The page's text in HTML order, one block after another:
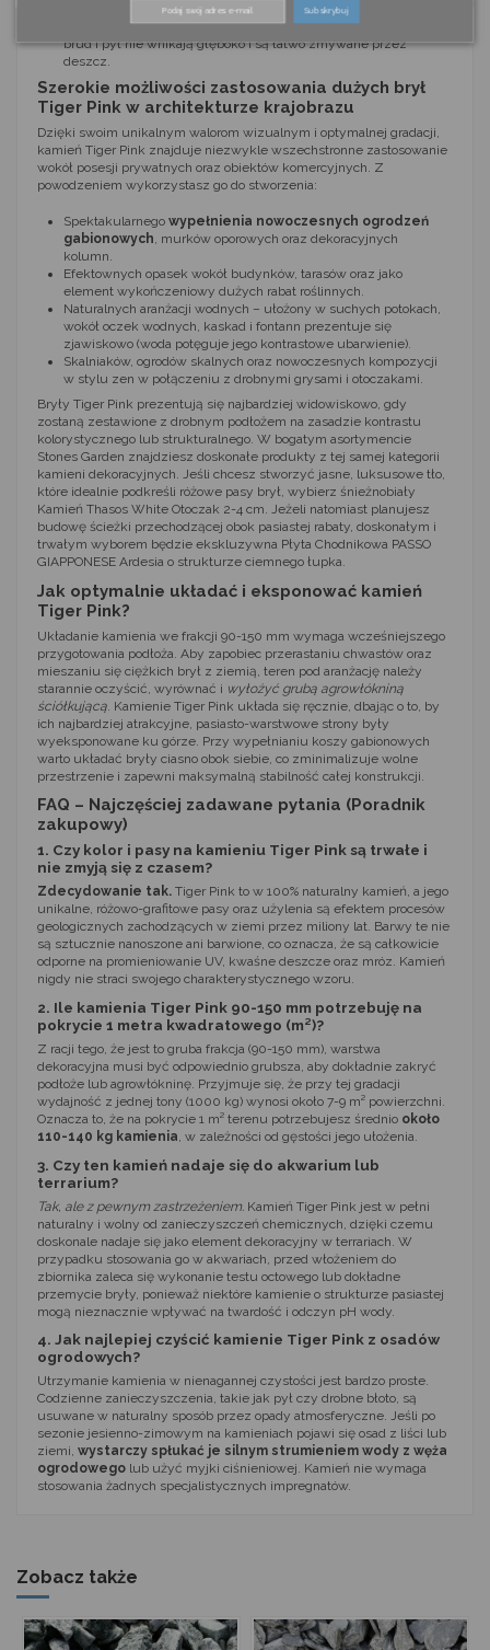
Łatwość w utrzymaniu w czystości:
Zwięzła struktura
mineralna sprawia, że kamień wykazuje niską porowatość –
brud i pył nie wnikają głęboko i są łatwo zmywane przez
deszcz.
Szerokie możliwości zastosowania dużych brył
Tiger Pink w architekturze krajobrazu
Dzięki swoim unikalnym walorom wizualnym i optymalnej gradacji,
kamień Tiger Pink znajduje niezwykle wszechstronne zastosowanie
wokół posesji prywatnych oraz obiektów komercyjnych. Z
powodzeniem wykorzystasz go do stworzenia:
Spektakularnego wypełnienia nowoczesnych ogrodzeń
gabionowych, murków oporowych oraz dekoracyjnych
kolumn.
Efektownych opasek wokół budynków, tarasów oraz jako
element wykończeniowy dużych rabat roślinnych.
Naturalnych aranżacji wodnych – ułożony w suchych potokach,
wokół oczek wodnych, kaskad i fontann prezentuje się
zjawiskowo (woda potęguje jego kontrastowe ubarwienie).
Skalniaków, ogrodów skalnych oraz nowoczesnych kompozycji
w stylu zen w połączeniu z drobnymi grysami i otoczakami.
Bryły Tiger Pink prezentują się najbardziej widowiskowo, gdy
zostaną zestawione z drobnym podłożem na zasadzie kontrastu
kolorystycznego lub strukturalnego. W bogatym asortymencie
Stones Garden znajdziesz doskonałe produkty z tej samej kategorii
kamieni dekoracyjnych. Jeśli chcesz stworzyć jasne, luksusowe tło,
które idealnie podkreśli różowe pasy brył, wybierz śnieżnobiały
Kamień Thasos White Otoczak 2-4 cm. Jeżeli natomiast planujesz
budowę ścieżki przechodzącej obok pasiastej rabaty, doskonałym i
trwałym wyborem będzie ekskluzywna Płyta Chodnikowa PASSO
GIAPPONESE Ardesia o strukturze ciemnego łupka.
Jak optymalnie układać i eksponować kamień
Tiger Pink?
Układanie kamienia we frakcji 90-150 mm wymaga wcześniejszego
przygotowania podłoża. Aby zapobiec przerastaniu chwastów oraz
mieszaniu się ciężkich brył z ziemią, teren pod aranżację należy
starannie oczyścić, wyrównać i wyłożyć grubą agrowłókniną
ściółkującą . Kamienie Tiger Pink układa się ręcznie, dbając o to, by
ich najbardziej atrakcyjne, pasiasto-warstwowe strony były
wyeksponowane ku górze. Przy wypełnianiu koszy gabionowych
warto układać bryły ciasno obok siebie, co zminimalizuje wolne
przestrzenie i zapewni maksymalną stabilność całej konstrukcji.
FAQ – Najczęściej zadawane pytania (Poradnik
zakupowy)
1. Czy kolor i pasy na kamieniu Tiger Pink są trwałe i
nie zmyją się z czasem?
Zdecydowanie tak. Tiger Pink to w 100% naturalny kamień, a jego
unikalne, różowo-grafitowe pasy oraz użylenia są efektem procesów
geologicznych zachodzących w ziemi przez miliony lat. Barwy te nie
są sztucznie nanoszone ani barwione, co oznacza, że są całkowicie
odporne na promieniowanie UV, kwaśne deszcze oraz mróz. Kamień
nigdy nie straci swojego charakterystycznego wzoru.
2. Ile kamienia Tiger Pink 90-150 mm potrzebuję na
pokrycie 1 metra kwadratowego (m²)?
Z racji tego, że jest to gruba frakcja (90-150 mm), warstwa
dekoracyjna musi być odpowiednio grubsza, aby dokładnie zakryć
podłoże lub agrowłókninę. Przyjmuje się, że przy tej gradacji
wydajność z jednej tony (1000 kg) wynosi około 7-9 m² powierzchni.
Oznacza to, że na pokrycie 1 m² terenu potrzebujesz średnio około
110-140 kg kamienia, w zależności od gęstości jego ułożenia.
3. Czy ten kamień nadaje się do akwarium lub
terrarium?
Tak, ale z pewnym zastrzeżeniem. Kamień Tiger Pink jest w pełni
naturalny i wolny od zanieczyszczeń chemicznych, dzięki czemu
doskonale nadaje się jako element dekoracyjny w terrariach. W
przypadku stosowania go w akwariach, przed włożeniem do
zbiornika zaleca się wykonanie testu octowego lub dokładne
przemycie bryły, ponieważ niektóre kamienie o strukturze pasiastej
mogą nieznacznie wpływać na twardość i odczyn pH wody.
4. Jak najlepiej czyścić kamienie Tiger Pink z osadów
ogrodowych?
Utrzymanie kamienia w nienagannej czystości jest bardzo proste.
Codzienne zanieczyszczenia, takie jak pył czy drobne błoto, są
usuwane w naturalny sposób przez opady atmosferyczne. Jeśli po
sezonie jesienno-zimowym na kamieniach pojawi się osad z liści lub
ziemi, wystarczy spłukać je silnym strumieniem wody z węża
ogrodowego lub użyć myjki ciśnieniowej. Kamień nie wymaga
stosowania żadnych specjalistycznych impregnatów.
Zobacz także
Subskrybuj